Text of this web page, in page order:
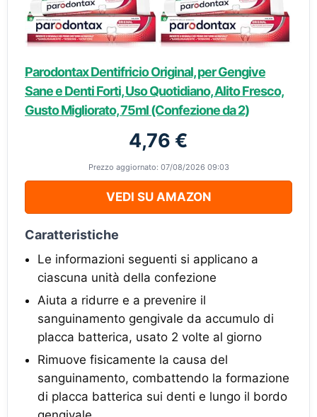
Parodontax Dentifricio Original, per Gengive
Sane e Denti Forti, Uso Quotidiano, Alito Fresco,
Gusto Migliorato, 75ml (Confezione da 2)
4,76 €
Prezzo aggiornato: 07/08/2026 09:03
VEDI SU AMAZON
Caratteristiche
Le informazioni seguenti si applicano a
ciascuna unità della confezione
Aiuta a ridurre e a prevenire il
sanguinamento gengivale da accumulo di
placca batterica, usato 2 volte al giorno
Rimuove fisicamente la causa del
sanguinamento, combattendo la formazione
di placca batterica sui denti e lungo il bordo